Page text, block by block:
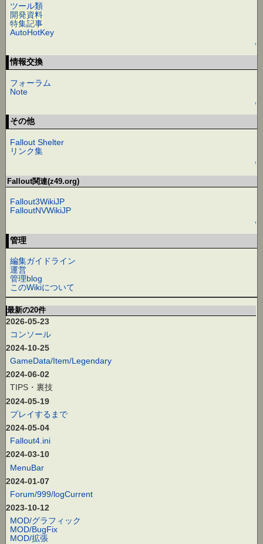
ツール類
開発資料
特集記事
AutoHotKey
↑
情報交換
フォーラム
Note
↑
その他
Fallout Shelter
リンク集
↑
Fallout関連(z49.org)
Fallout3WikiJP
FalloutNVWikiJP
↑
管理
編集ガイドライン
運営
管理blog
このWikiについて
最新の20件
2026-05-23
コンソール
2024-10-25
GameData/Item/Legendary
2024-06-02
TIPS・裏技
2024-05-19
プレイするまで
2024-05-04
Fallout4.ini
2024-03-10
MenuBar
2024-01-07
Forum/999/logCurrent
2023-10-12
MOD/グラフィック
MOD/BugFix
MOD/拡張